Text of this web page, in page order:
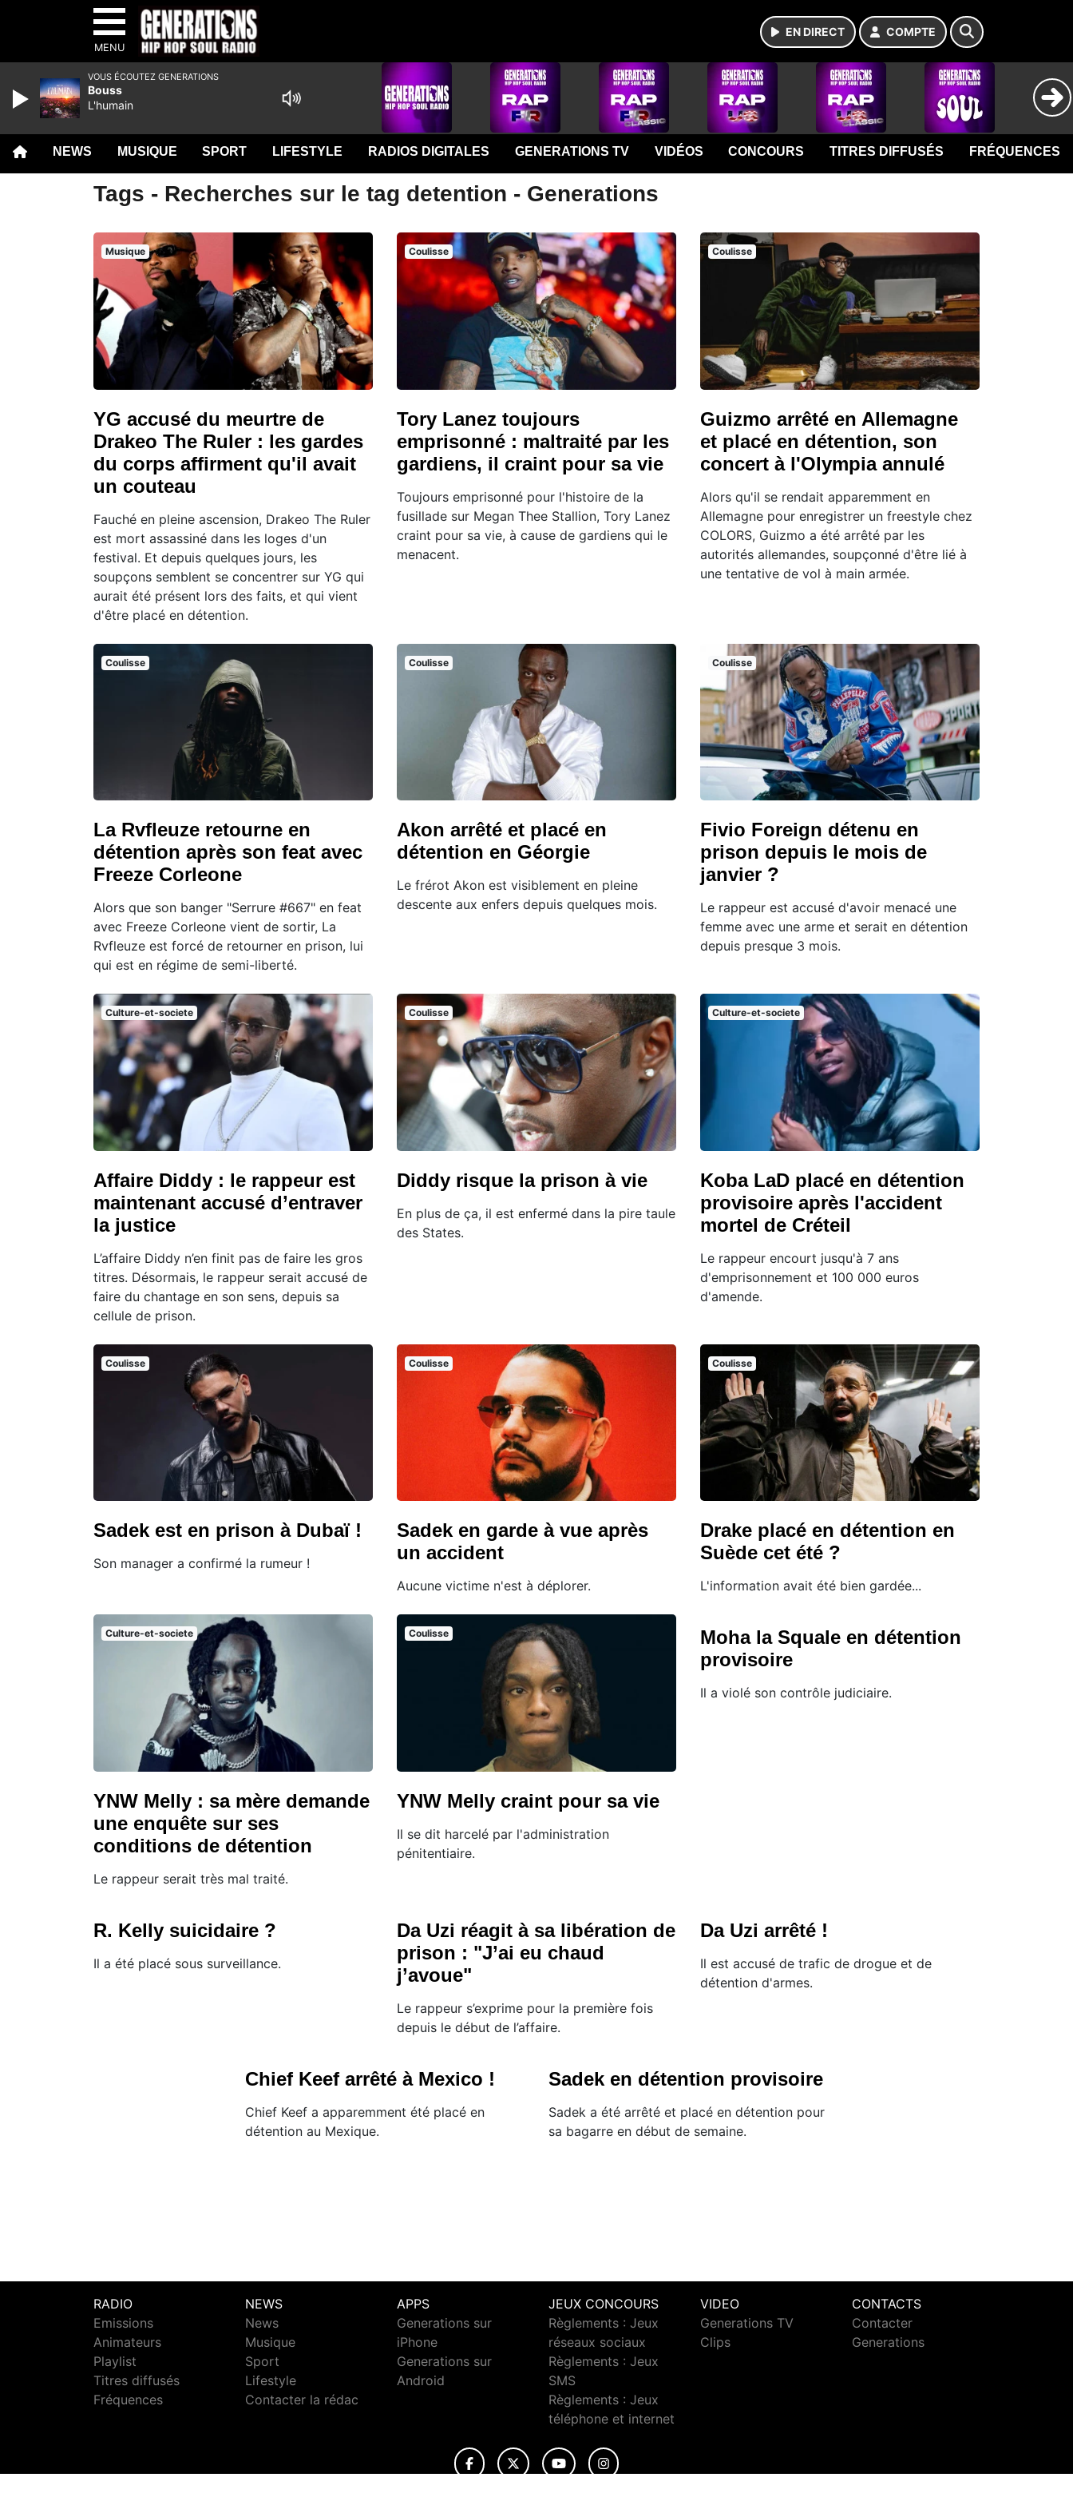
MENU
EN DIRECT COMPTE
NEWS MUSIQUE SPORT LIFESTYLE RADIOS DIGITALES GENERATIONS TV VIDÉOS CONCOURS TITRES DIFFUSÉS FRÉQUENCES
Tags - Recherches sur le tag detention - Generations
Musique
YG accusé du meurtre de
Drakeo The Ruler : les gardes
du corps affirment qu'il avait
un couteau
Fauché en pleine ascension, Drakeo The Ruler
est mort assassiné dans les loges d'un
festival. Et depuis quelques jours, les
soupçons semblent se concentrer sur YG qui
aurait été présent lors des faits, et qui vient
d'être placé en détention.
Coulisse
Tory Lanez toujours
emprisonné : maltraité par les
gardiens, il craint pour sa vie
Toujours emprisonné pour l'histoire de la
fusillade sur Megan Thee Stallion, Tory Lanez
craint pour sa vie, à cause de gardiens qui le
menacent.
Coulisse
Guizmo arrêté en Allemagne
et placé en détention, son
concert à l'Olympia annulé
Alors qu'il se rendait apparemment en
Allemagne pour enregistrer un freestyle chez
COLORS, Guizmo a été arrêté par les
autorités allemandes, soupçonné d'être lié à
une tentative de vol à main armée.
Coulisse
La Rvfleuze retourne en
détention après son feat avec
Freeze Corleone
Alors que son banger "Serrure #667" en feat
avec Freeze Corleone vient de sortir, La
Rvfleuze est forcé de retourner en prison, lui
qui est en régime de semi-liberté.
Coulisse
Akon arrêté et placé en
détention en Géorgie
Le frérot Akon est visiblement en pleine
descente aux enfers depuis quelques mois.
Coulisse
Fivio Foreign détenu en
prison depuis le mois de
janvier ?
Le rappeur est accusé d'avoir menacé une
femme avec une arme et serait en détention
depuis presque 3 mois.
Culture-et-societe
Affaire Diddy : le rappeur est
maintenant accusé d’entraver
la justice
L’affaire Diddy n’en finit pas de faire les gros
titres. Désormais, le rappeur serait accusé de
faire du chantage en son sens, depuis sa
cellule de prison.
Coulisse
Diddy risque la prison à vie
En plus de ça, il est enfermé dans la pire taule
des States.
Culture-et-societe
Koba LaD placé en détention
provisoire après l'accident
mortel de Créteil
Le rappeur encourt jusqu'à 7 ans
d'emprisonnement et 100 000 euros
d'amende.
Coulisse
Sadek est en prison à Dubaï !
Son manager a confirmé la rumeur !
Coulisse
Sadek en garde à vue après
un accident
Aucune victime n'est à déplorer.
Coulisse
Drake placé en détention en
Suède cet été ?
L'information avait été bien gardée...
Culture-et-societe
YNW Melly : sa mère demande
une enquête sur ses
conditions de détention
Le rappeur serait très mal traité.
Coulisse
YNW Melly craint pour sa vie
Il se dit harcelé par l'administration
pénitentiaire.
Moha la Squale en détention
provisoire
Il a violé son contrôle judiciaire.
R. Kelly suicidaire ?
Il a été placé sous surveillance.
Da Uzi réagit à sa libération de
prison : "J’ai eu chaud
j’avoue"
Le rappeur s’exprime pour la première fois
depuis le début de l’affaire.
Da Uzi arrêté !
Il est accusé de trafic de drogue et de
détention d'armes.
Chief Keef arrêté à Mexico !
Chief Keef a apparemment été placé en
détention au Mexique.
Sadek en détention provisoire
Sadek a été arrêté et placé en détention pour
sa bagarre en début de semaine.
RADIO
Emissions
Animateurs
Playlist
Titres diffusés
Fréquences
NEWS
News
Musique
Sport
Lifestyle
Contacter la rédac
APPS
Generations sur
iPhone
Generations sur
Android
JEUX CONCOURS
Règlements : Jeux
réseaux sociaux
Règlements : Jeux
SMS
Règlements : Jeux
téléphone et internet
VIDEO
Generations TV
Clips
CONTACTS
Contacter
Generations
VOUS ÉCOUTEZ GENERATIONS
Bouss
L'humain